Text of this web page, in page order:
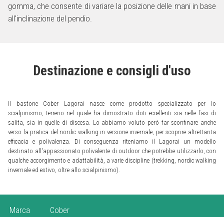
gomma, che consente di variare la posizione delle mani in base
all'inclinazione del pendio.
Destinazione e consigli d'uso
Il bastone Cober Lagorai nasce come prodotto specializzato per lo
scialpinismo, terreno nel quale ha dimostrato doti eccellenti sia nelle fasi di
salita, sia in quelle di discesa. Lo abbiamo voluto però far sconfinare anche
verso la pratica del nordic walking in versione invernale, per scoprire altrettanta
efficacia e polivalenza. Di conseguenza riteniamo il Lagorai un modello
destinato all'appassionato polivalente di outdoor che potrebbe utilizzarlo, con
qualche accorgimento e adattabilità, a varie discipline (trekking, nordic walking
invernale ed estivo, oltre allo scialpinismo).
Marca
Cober